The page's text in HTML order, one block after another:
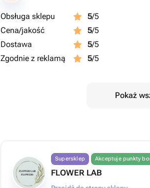
Obsługa sklepu 5/5
Cena/jakość
5/5
Dostawa
5/5
Zgodnie z reklamą
5/5
Pokaż
Supersklep Akceptuje punkty
FLOWER LAB